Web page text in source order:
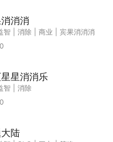
消消
智 消除 商业
宾果消消消
星消消乐
智
消除
陆